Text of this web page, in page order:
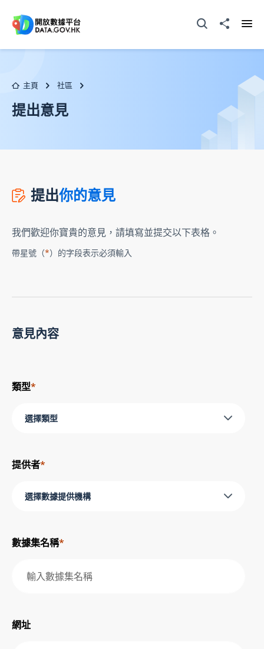
打開搜尋器分享至
主頁 社區
提出意見
提出你的意見
我們歡迎你寶貴的意見，請填寫並提交以下表格。
帶星號（*）的字段表示必須輸入
意見內容
類型*
選擇類型
提供者*
選擇數據提供機構
數據集名稱*
網址